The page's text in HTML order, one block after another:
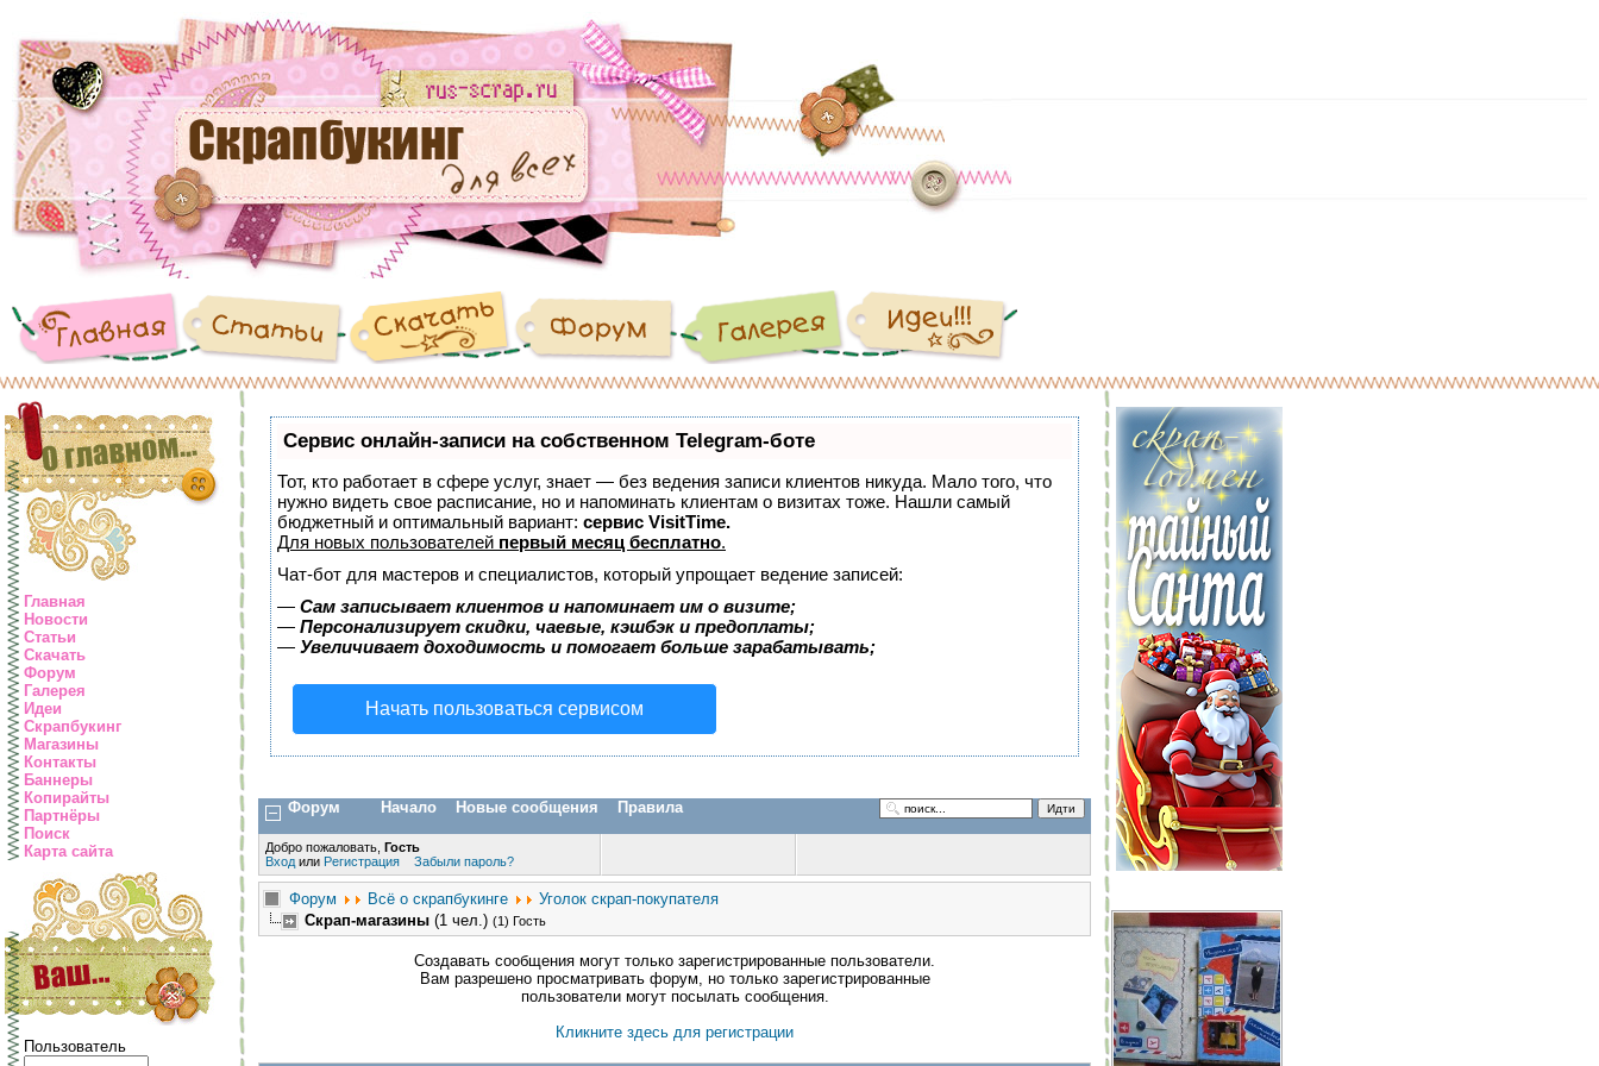
Главная
Новости
Статьи
Скачать
Форум
Галерея
Идеи
Скрапбукинг
Магазины
Контакты
Баннеры
Копирайты
Партнёры
Поиск
Карта сайта
Пользователь
Сервис онлайн-записи на собственном Telegram-боте
Тот, кто работает в сфере услуг, знает — без ведения записи клиентов никуда. Мало того, что
нужно видеть свое расписание, но и напоминать клиентам о визитах тоже. Нашли самый
бюджетный и оптимальный вариант: сервис VisitTime.
Для новых пользователей первый месяц бесплатно.
Чат-бот для мастеров и специалистов, который упрощает ведение записей:
— Сам записывает клиентов и напоминает им о визите;
— Персонализирует скидки, чаевые, кэшбэк и предоплаты;
— Увеличивает доходимость и помогает больше зарабатывать;
Начать пользоваться сервисом
Форум Начало Новые сообщения Правила
Добро пожаловать, Гость
Вход или Регистрация Забыли пароль?
Форум Всё о скрапбукинге
Уголок скрап-покупателя
Скрап-магазины (1 чел.) (1) Гость
Создавать сообщения могут только зарегистрированные пользователи.
Вам разрешено просматривать форум, но только зарегистрированные
пользователи могут посылать сообщения.
Кликните здесь для регистрации